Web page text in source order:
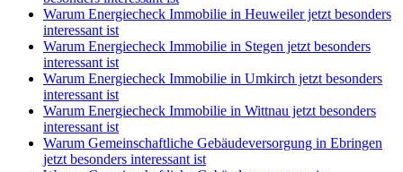
Warum Energiecheck Immobilie in Heuweiler jetzt besonders
interessant ist
Warum Energiecheck Immobilie in Stegen jetzt besonders
interessant ist
Warum Energiecheck Immobilie in Umkirch jetzt besonders
interessant ist
Warum Energiecheck Immobilie in Wittnau jetzt besonders
interessant ist
Warum Gemeinschaftliche Gebäudeversorgung in Ebringen
jetzt besonders interessant ist